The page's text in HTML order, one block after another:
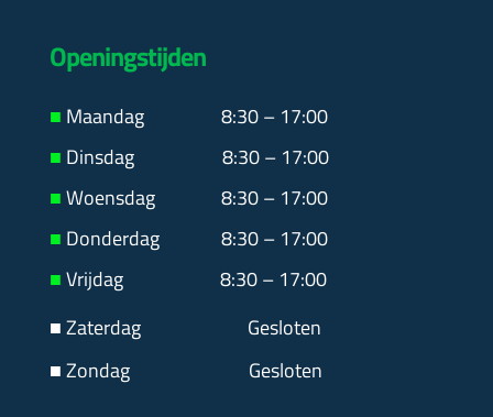
Openingstijden
■ Maandag 8:30 – 17:00
■ Dinsdag 8:30 – 17:00
■Woensdag 8:30 – 17:00
■ Donderdag 8:30 – 17:00
■Vrijdag 8:30 – 17:00
■ Zaterdag Gesloten
■ Zondag Gesloten